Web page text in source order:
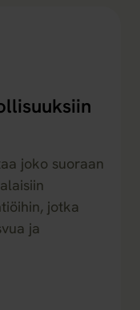
joko suoraan
jotka
ja